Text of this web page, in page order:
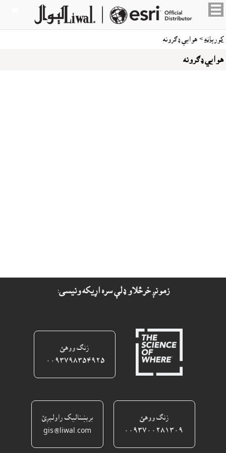
کورپاڼه > هوايي ډګرونه
هوايي ډګرونه
زمونږ خرڅلاو ډلې سره اړيکه ونيسى:
زنګ ووهئ
٠٠٩٣٧٩٨٣٥٤٩٢٥ ‎
زنګ ووهئ
برېښناليک راولېږئ
gis@liwal.com